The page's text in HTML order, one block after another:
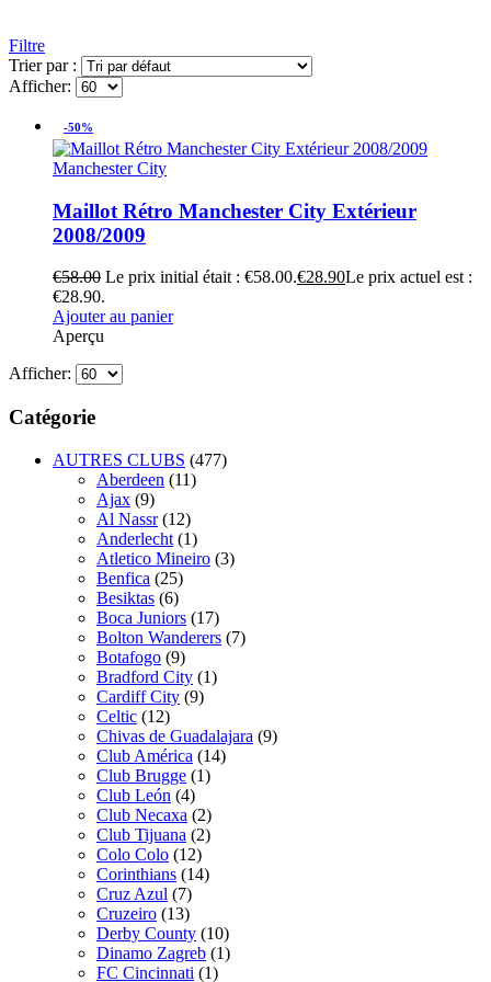
Filtre
Trier par :
Afficher:
-50%
Manchester City
Maillot Rétro Manchester City Extérieur
2008/2009
€58.00 Le prix initial était : €58.00.€28.90Le prix actuel est :
€28.90.
Ajouter au panier
Aperçu
Afficher:
Catégorie
AUTRES CLUBS (477)
Aberdeen (11)
Ajax (9)
Al Nassr (12)
Anderlecht (1)
Atletico Mineiro (3)
Benfica (25)
Besiktas (6)
Boca Juniors (17)
Bolton Wanderers (7)
Botafogo (9)
Bradford City (1)
Cardiff City (9)
Celtic (12)
Chivas de Guadalajara (9)
Club América (14)
Club Brugge (1)
Club León (4)
Club Necaxa (2)
Club Tijuana (2)
Colo Colo (12)
Corinthians (14)
Cruz Azul (7)
Cruzeiro (13)
Derby County (10)
Dinamo Zagreb (1)
FC Cincinnati (1)